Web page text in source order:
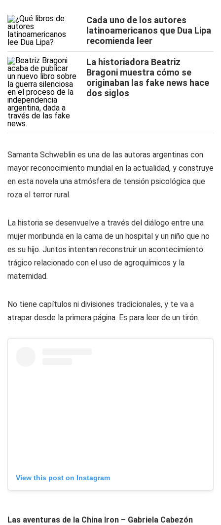
Cada uno de los autores
latinoamericanos que Dua Lipa
recomienda leer
La historiadora Beatriz
Bragoni muestra cómo se
originaban las fake news hace
dos siglos
Samanta Schweblin es una de las autoras argentinas con
mayor reconocimiento mundial en la actualidad, y construye
en esta novela una atmósfera de tensión psicológica que
roza el terror rural.
La historia se desenvuelve a través del diálogo entre una
mujer moribunda en la cama de un hospital y un niño que no
es su hijo. Juntos intentan reconstruir un acontecimiento
trágico relacionado con el uso de agroquímicos y la
maternidad.
No tiene capítulos ni divisiones tradicionales, y te va a
atrapar desde la primera página. Es para leer de un tirón.
View this post on Instagram
Las aventuras de la China Iron – Gabriela Cabezón